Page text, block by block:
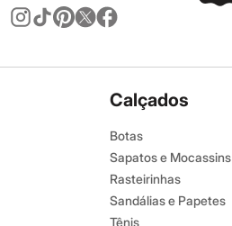
Calçados
Botas
Sapatos e Mocassins
Rasteirinhas
Sandálias e Papetes
Tênis